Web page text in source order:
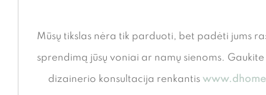
Mūsų tikslas nėra tik parduoti, bet padėti jums
sprendimą jūsų voniai ar namų sienoms.
dizainerio konsultacija renkantis